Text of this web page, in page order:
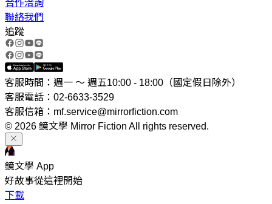
合作洽詢
聯絡我們
追蹤
客服時間：週一 ～ 週五10:00 - 18:00（國定假日除外）
客服電話：02-6633-3529
客服信箱：mf.service@mirrorfiction.com
© 2026 鏡文學 Mirror Fiction All rights reserved.
鏡文學 App
好故事從這裡開始
下載